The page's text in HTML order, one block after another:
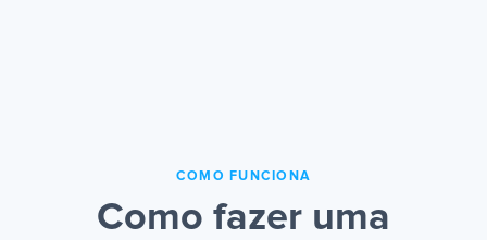
COMO FUNCIONA
Como fazer uma